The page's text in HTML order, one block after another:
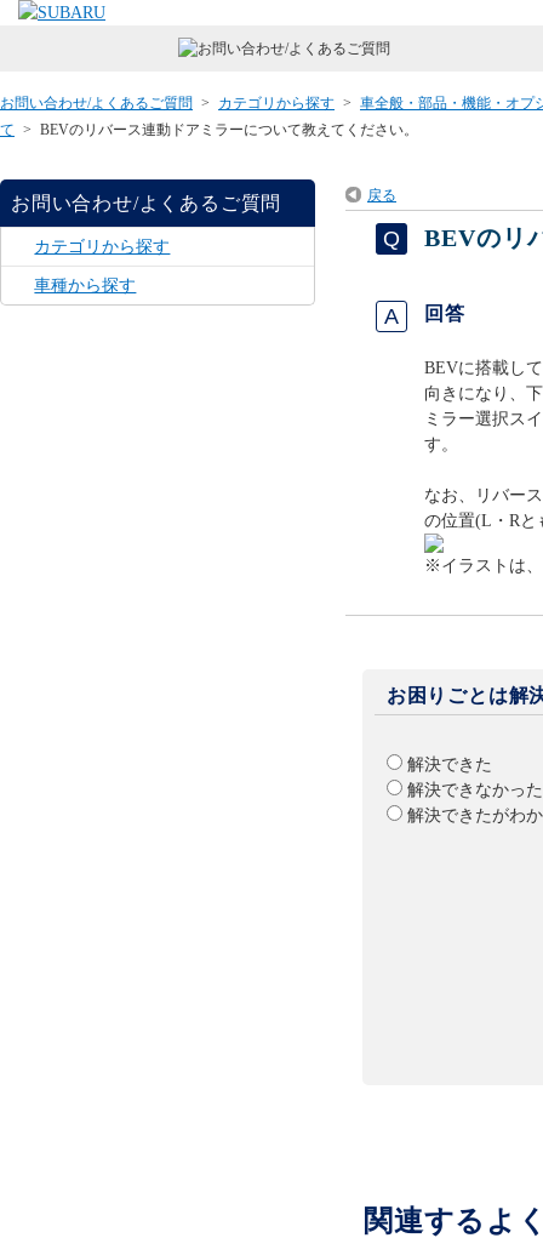
お問い合わせ/よくあるご質問 > カテゴリから探す > 車全般・部品・機能・オプ
て > BEVのリバース連動ドアミラーについて教えてください。
お問い合わせ/よくあるご質問
カテゴリから探す
車種から探す
戻る
BEVのリ
回答
BEVに搭載し
向きになり、
ミラー選択ス
す。
なお、リバー
の位置(L・Rと
※イラストは
お困りごとは解
解決できた
解決できなかった
解決できたがわ
関連するよ